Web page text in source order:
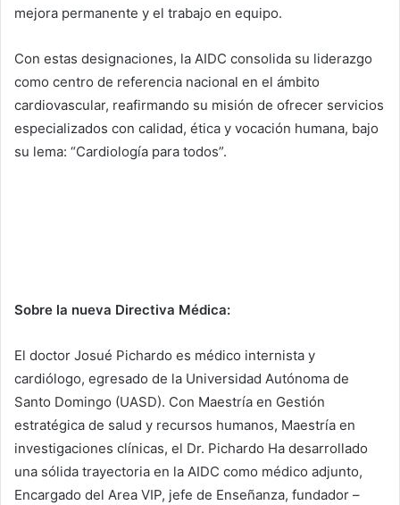
mejora permanente y el trabajo en equipo.
Con estas designaciones, la AIDC consolida su liderazgo
como centro de referencia nacional en el ámbito
cardiovascular, reafirmando su misión de ofrecer servicios
especializados con calidad, ética y vocación humana, bajo
su lema: “Cardiología para todos”.
Sobre la nueva Directiva Médica:
El doctor Josué Pichardo es médico internista y
cardiólogo, egresado de la Universidad Autónoma de
Santo Domingo (UASD). Con Maestría en Gestión
estratégica de salud y recursos humanos, Maestría en
investigaciones clínicas, el Dr. Pichardo Ha desarrollado
una sólida trayectoria en la AIDC como médico adjunto,
Encargado del Area VIP, jefe de Enseñanza, fundador –